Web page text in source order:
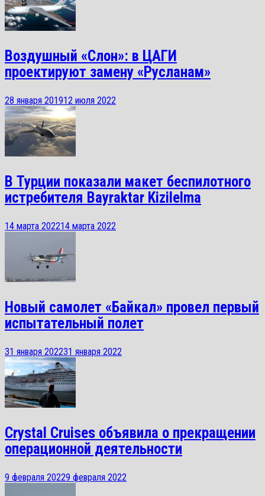
Воздушный «Слон»: в ЦАГИ
проектируют замену «Русланам»
28 января 201912 июля 2022
В Турции показали макет беспилотного
истребителя Bayraktar Kizilelma
14 марта 202214 марта 2022
Новый самолет «Байкал» провел первый
испытательный полет
31 января 202231 января 2022
Crystal Cruises объявила о прекращении
операционной деятельности
9 февраля 20229 февраля 2022